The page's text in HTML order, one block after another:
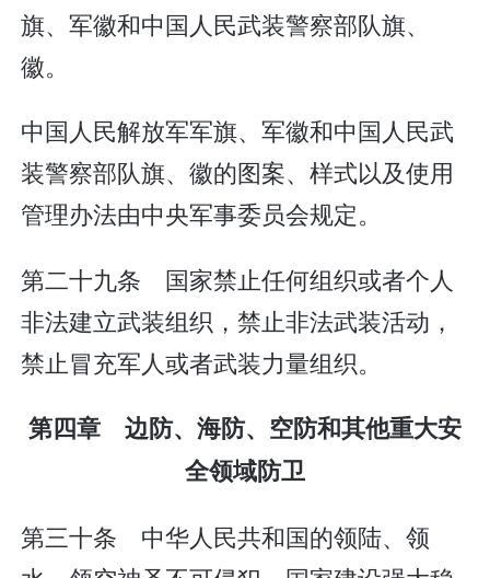
旗、军徽和中国人民武装警察部队旗、
徽。
中国人民解放军军旗、军徽和中国人民武
装警察部队旗、徽的图案、样式以及使用
管理办法由中央军事委员会规定。
第二十九条 国家禁止任何组织或者个人
非法建立武装组织，禁止非法武装活动，
禁止冒充军人或者武装力量组织。
第四章 边防、海防、空防和其他重大安
全领域防卫
第三十条 中华人民共和国的领陆、领